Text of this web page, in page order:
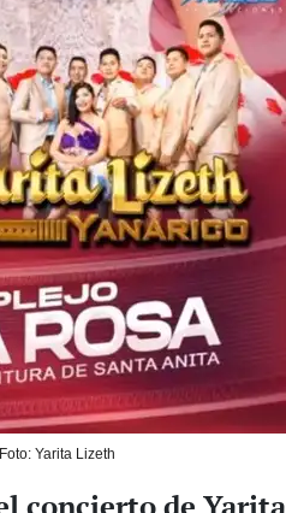
Yarita Lizeth
concierto de Yarita